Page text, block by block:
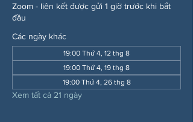
Zoom - liên kết được gửi 1 giờ trước khi bắt
đầu
Các ngày khác
19:00 Thứ 4, 12 thg 8
19:00 Thứ 4, 19 thg 8
19:00 Thứ 4, 26 thg 8
Xem tất cả 21 ngày